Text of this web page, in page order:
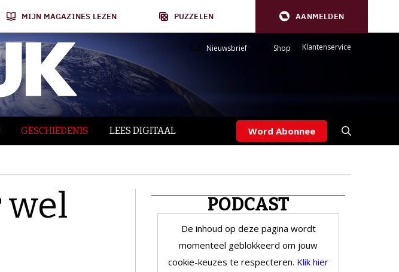
MIJN MAGAZINES LEZEN PUZZELEN AANMELDEN
Nieuwsbrief Shop Klantenservice
GESCHIEDENIS LEES DIGITAAL Word Abonnee
wel PODCAST
De inhoud op deze pagina wordt
momenteel geblokkeerd om jouw
cookie-keuzes te respecteren. Klik hier